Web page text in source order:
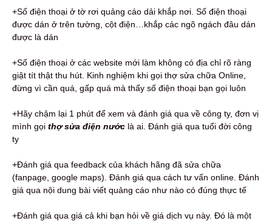
+Số điện thoại ở tờ rơi quảng cáo dải khắp nơi. Số điện thoại
được dán ở trên tường, cột điện…khắp các ngõ ngách đâu dán
được là dán
+Số điện thoại ở các website mới làm không có địa chỉ rõ ràng
giật tít thật thu hút. Kinh nghiệm khi gọi thợ sửa chữa Online,
đừng vì cần quá, gấp quá mà thấy số điện thoại bạn gọi luôn
+Hãy chậm lại 1 phút để xem và đánh giá qua về công ty, đơn vị
mình gọi thợ sửa điện nước là ai. Đánh giá qua tuổi đời công
ty
+Đánh giá qua feedback của khách hãng đã sửa chữa
(fanpage, google maps). Đánh giá qua cách tư vấn online. Đánh
giá qua nội dung bài viết quảng cáo như nào có đúng thực tế
+Đánh giá qua giá cả khi bạn hỏi về giá dịch vụ này. Đó là một